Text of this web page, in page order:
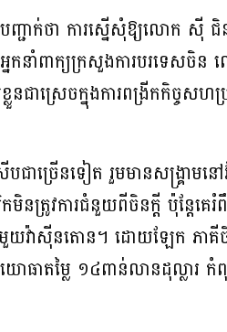
ជាក់ថា ការស្នើសុំឱ្យលោក ស៊ី
នាំពាក្យក្រសួងការបរទេសចិន
ាស្រេចក្នុងការពង្រីកកិច្ចសហប្
ាច្រើនទៀត រួមមានសង្គ្រាមន
មិនត្រូវការជំនួយពីចិនក្តី ប៉ុន្តែគ
យវ៉ាស៊ីនតោន។ ដោយឡែក ភាគី
ាតម្លៃ ១៤ពាន់លានដុល្លារ កំពុ